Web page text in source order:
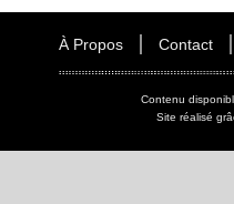
À Propos Contact
Contenu
Site réalisé